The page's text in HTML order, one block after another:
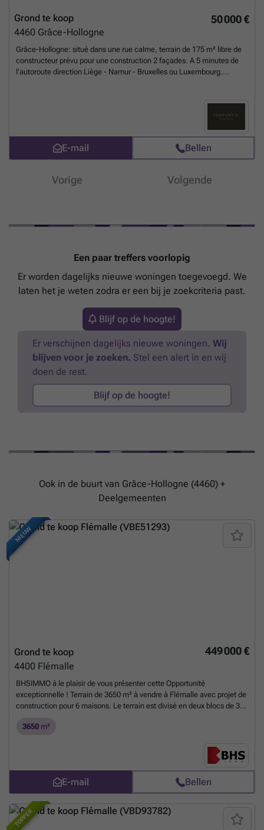
50 000 €
Grond te koop
4460 Grâce-Hollogne
Grâce-Hollogne: situé dans une rue calme, terrain de 175 m² libre de
constructeur prévu pour une construction 2 façades. A 5 minutes de
l'autoroute direction Liège - Namur - Bruxelles ou Luxembourg.
E-mail Bellen
Vorige Volgende
Een paar treffers voorlopig
Er worden dagelijks nieuwe woningen toegevoegd. We
laten het je weten zodra er een bij je zoekcriteria past.
Blijf op de hoogte!
Er verschijnen dagelijks nieuwe woningen. Wij
blijven voor je zoeken. Stel een alert in en wij
doen de rest.
Blijf op de hoogte!
Ook in de buurt van Grâce-Hollogne (4460) +
Deelgemeenten
NIEUW
449 000 €
Grond te koop
4400 Flémalle
BHSIMMO à le plaisir de vous présenter cette Opportunité
exceptionnelle ! Terrain de 3650 m² à vendre à Flémalle avec projet de
construction pour 6 maisons. Le terrain est divisé en deux blocs de 3
chambres avec garage, chacune offrant une superficie habitable de
d'informations ou planifier une visite, n'hésitez pas à nous contacter
3650 m²
E-mail Bellen
TOPPER